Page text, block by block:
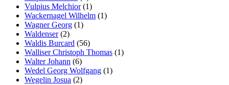
Vulpius Melchior(1)
Wackernagel Wilhelm (1)
Wagner Georg (1)
Waldenser(2)
Waldis Burcard (56)
Walliser Christoph Thomas (1)
Walter Johann (6)
Wedel Georg Wolfgang (1)
Wegelin Josua (2)